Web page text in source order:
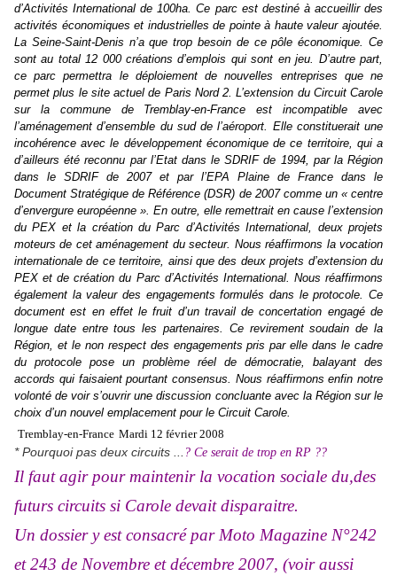
d’Activités International de 100ha. Ce parc est destiné à accueillir des
activités économiques et industrielles de pointe à haute valeur ajoutée.
La Seine-Saint-Denis n’a que trop besoin de ce pôle économique. Ce
sont au total 12 000 créations d’emplois qui sont en jeu. D’autre part,
ce parc permettra le déploiement de nouvelles entreprises que ne
permet plus le site actuel de Paris Nord 2. L’extension du Circuit Carole
sur la commune de Tremblay-en-France est incompatible avec
l’aménagement d’ensemble du sud de l’aéroport. Elle constituerait une
incohérence avec le développement économique de ce territoire, qui a
d’ailleurs été reconnu par l’Etat dans le SDRIF de 1994, par la Région
dans le SDRIF de 2007 et par l’EPA Plaine de France dans le
Document Stratégique de Référence (DSR) de 2007 comme un « centre
d’envergure européenne ». En outre, elle remettrait en cause l’extension
du PEX et la création du Parc d’Activités International, deux projets
moteurs de cet aménagement du secteur. Nous réaffirmons la vocation
internationale de ce territoire, ainsi que des deux projets d’extension du
PEX et de création du Parc d’Activités International. Nous réaffirmons
également la valeur des engagements formulés dans le protocole. Ce
document est en effet le fruit d’un travail de concertation engagé de
longue date entre tous les partenaires. Ce revirement soudain de la
Région, et le non respect des engagements pris par elle dans le cadre
du protocole pose un problème réel de démocratie, balayant des
accords qui faisaient pourtant consensus. Nous réaffirmons enfin notre
volonté de voir s’ouvrir une discussion concluante avec la Région sur le
choix d’un nouvel emplacement pour le Circuit Carole.
Tremblay-en-France Mardi 12 février 2008
* Pourquoi pas deux circuits ... ? Ce serait de trop en RP ??
Il faut agir pour maintenir la vocation sociale du,des
futurs circuits si Carole devait disparaitre.
Un dossier y est consacré par Moto Magazine N°242
et 243 de Novembre et décembre 2007, (voir aussi